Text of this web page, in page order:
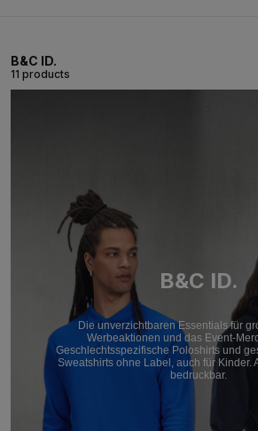
B&C ID.
11 products
B&C ID.
Die unverzichtbaren Essentials für
Werbeaktionen und das Event-
Geschlechtsspezifische Poloshirts und
Sweatshirts ohne Label, auch für Kinder.
bedruckbar.